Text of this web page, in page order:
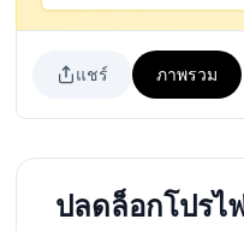
แชร์ ภาพรวม
ปลดล็อกโปรไ